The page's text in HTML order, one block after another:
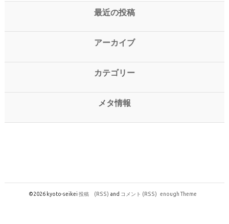
最近の投稿
アーカイブ
カテゴリー
メタ情報
©2026 kyoto-seikei投稿 (RSS) and コメント (RSS) enough Theme